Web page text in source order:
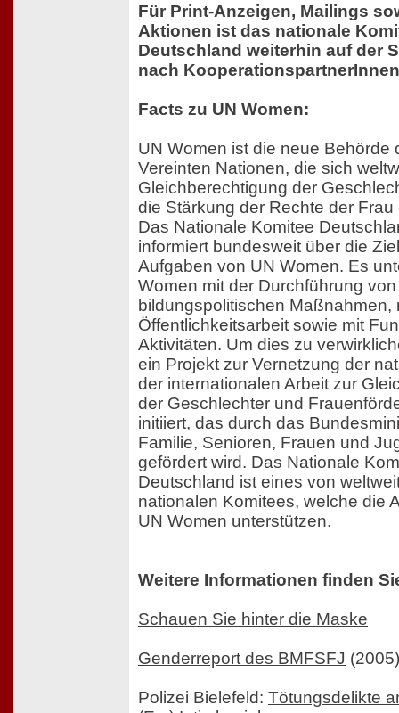
Für Print-Anzeigen, Mailings
Aktionen ist das nationale
Deutschland weiterhin auf der
nach
Facts zu UN Women:
UN Women ist die neue Behörde
Vereinten Nationen, die sich
Gleichberechtigung der
die Stärkung der Rechte der Frau
Das Nationale Komitee
informiert bundesweit über die
Aufgaben von UN Women. Es
Women mit der Durchführung von
bildungspolitischen Maßnahmen,
Öffentlichkeitsarbeit sowie mit
Aktivitäten. Um dies zu
ein Projekt zur Vernetzung der
der internationalen Arbeit zur
der Geschlechter und
initiiert, das durch das
Familie, Senioren, Frauen und
gefördert wird. Das Nationale
Deutschland ist eines von
nationalen Komitees, welche die
UN Women unterstützen.
Weitere Informationen finden
Schauen Sie hinter die Maske
Genderreport des BMFSFJ (2005)
Polizei Bielefeld: Tötungsdelikte